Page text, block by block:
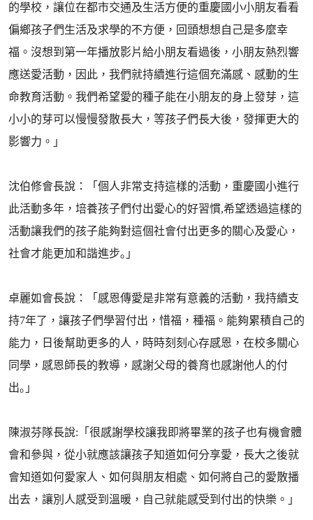
的學校，讓位在都市交通及生活方便的重慶國小小朋友看看
偏鄉孩子們生活及求學的不方便，回頭想想自己是多麼幸
福。沒想到第一年播放影片給小朋友看過後，小朋友熱烈響
應送愛活動，因此，我們就持續進行這個充滿感、感動的生
命教育活動。我們希望愛的種子能在小朋友的身上發芽，這
小小的芽可以慢慢發散長大，等孩子們長大後，發揮更大的
影響力。」
沈伯修會長說：「個人非常支持這樣的活動，重慶國小進行
此活動多年，培養孩子們付出愛心的好習慣,希望透過這樣的
活動讓我們的孩子能夠對這個社會付出更多的關心及愛心，
社會才能更加和諧進步｡」
卓麗如會長說：「感恩傳愛是非常有意義的活動，我持續支
持7年了，讓孩子們學習付出，惜福，種福。能夠累積自己的
能力，日後幫助更多的人，時時刻刻心存感恩，在校多關心
同學，感恩師長的教導，感謝父母的養育也感謝他人的付
出｡」
陳淑芬隊長說:「很感謝學校讓我即將畢業的孩子也有機會體
會和參與，從小就應該讓孩子知道如何分享愛，長大之後就
會知道如何愛家人、如何與朋友相處、如何將自己的愛散播
出去，讓別人感受到溫暖，自己就能感受到付出的快樂。」